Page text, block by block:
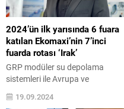
2024’ün ilk yarısında 6 fuara
katılan Ekomaxi’nin 7’inci
fuarda rotası ‘Irak’
GRP modüler su depolama
sistemleri ile Avrupa ve
Ortadoğu’da lider konuma ulaşan
Ekomaxi, Türkiye’yi dünyanın
19.09.2024